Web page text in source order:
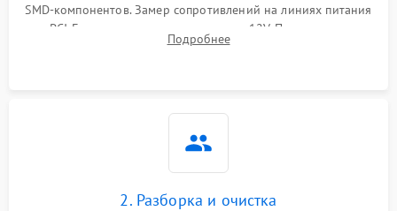
Механические повреждения
SMD-компонентов. Замер сопротивлений на линиях питания
PCI-E и дополнительных разъемах 12V. Проверка на
короткое замыкание основных дросселей питания GPU и
Подробнее
2. Разборка и очистка